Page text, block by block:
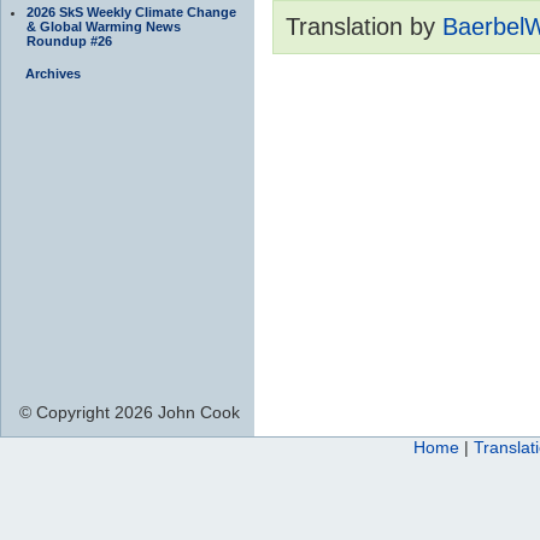
2026 SkS Weekly Climate Change
& Global Warming News
Roundup #26
Archives
Translation by
© Copyright 2026 John Cook
Home |